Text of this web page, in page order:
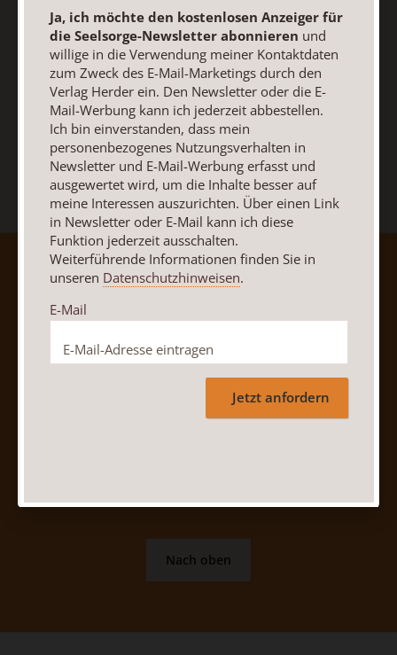
Datenschutzhinweisen
E-Mail
AGB und Widerrufsbelehrung
Datenschutz
Barrierefreiheit
Impressum
Vertrag widerrufen
Nach oben
Ja, ich möchte den kostenlosen Anzeiger für
die Seelsorge-Newsletter abonnieren und
willige in die Verwendung meiner Kontaktdaten
zum Zweck des E-Mail-Marketings durch den
Verlag Herder ein. Den Newsletter oder die E-
Mail-Werbung kann ich jederzeit abbestellen.
Ich bin einverstanden, dass mein
personenbezogenes Nutzungsverhalten in
Newsletter und E-Mail-Werbung erfasst und
ausgewertet wird, um die Inhalte besser auf
meine Interessen auszurichten. Über einen Link
in Newsletter oder E-Mail kann ich diese
Funktion jederzeit ausschalten.
Weiterführende Informationen finden Sie in
unseren Datenschutzhinweisen.
E-Mail
Jetzt anfordern